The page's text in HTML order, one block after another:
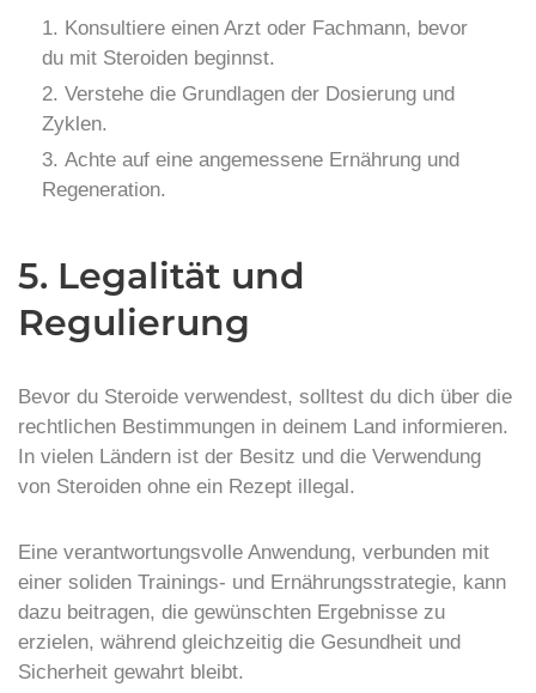
Konsultiere einen Arzt oder Fachmann, bevor
du mit Steroiden beginnst.
Verstehe die Grundlagen der Dosierung und
Zyklen.
Achte auf eine angemessene Ernährung und
Regeneration.
5. Legalität und
Regulierung
Bevor du Steroide verwendest, solltest du dich über die
rechtlichen Bestimmungen in deinem Land informieren.
In vielen Ländern ist der Besitz und die Verwendung
von Steroiden ohne ein Rezept illegal.
Eine verantwortungsvolle Anwendung, verbunden mit
einer soliden Trainings- und Ernährungsstrategie, kann
dazu beitragen, die gewünschten Ergebnisse zu
erzielen, während gleichzeitig die Gesundheit und
Sicherheit gewahrt bleibt.